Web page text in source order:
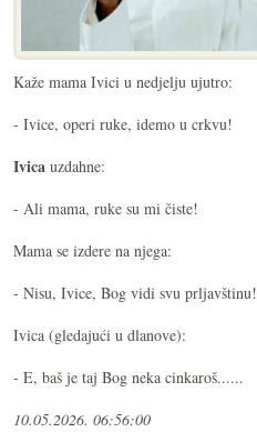
Kaže mama Ivici u nedjelju ujutro:
- Ivice, operi ruke, idemo u crkvu!
Ivica uzdahne:
- Ali mama, ruke su mi čiste!
Mama se izdere na njega:
- Nisu, Ivice, Bog vidi svu prljavštinu!
Ivica (gledajući u dlanove):
- E, baš je taj Bog neka cinkaroš......
10.05.2026. 06:56:00